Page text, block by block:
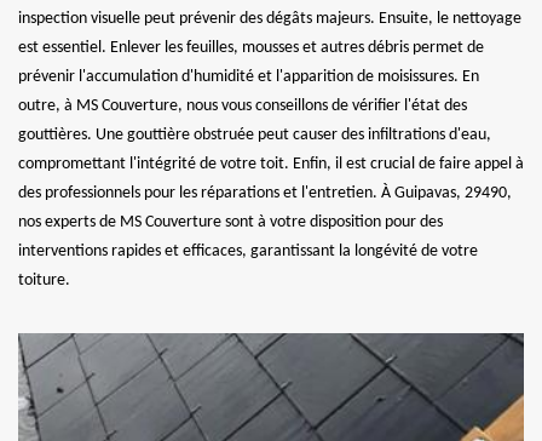
inspection visuelle peut prévenir des dégâts majeurs. Ensuite, le nettoyage
est essentiel. Enlever les feuilles, mousses et autres débris permet de
prévenir l'accumulation d'humidité et l'apparition de moisissures. En
outre, à MS Couverture, nous vous conseillons de vérifier l'état des
gouttières. Une gouttière obstruée peut causer des infiltrations d'eau,
compromettant l'intégrité de votre toit. Enfin, il est crucial de faire appel à
des professionnels pour les réparations et l'entretien. À Guipavas, 29490,
nos experts de MS Couverture sont à votre disposition pour des
interventions rapides et efficaces, garantissant la longévité de votre
toiture.